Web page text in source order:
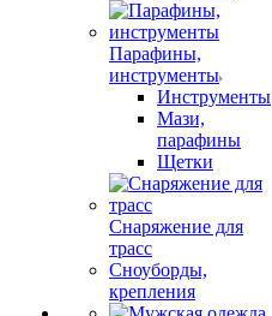
Парафины,
инструменты
Инструменты
Мази,
парафины
Щетки
Снаряжение для
трасс
Сноуборды,
крепления